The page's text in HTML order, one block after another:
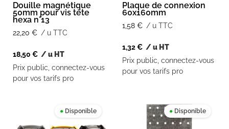
Douille magnétique
50mm pour vis tète
hexa n°13
22,20 € / u TTC
18,50 € / u HT
Prix public, connectez-vous
pour vos tarifs pro
Plaque de connexion
60x160mm
1,58 € / u TTC
1,32€ / u HT
Prix public, connectez-vous
pour vos tarifs pro
● Disponible ● Disponible